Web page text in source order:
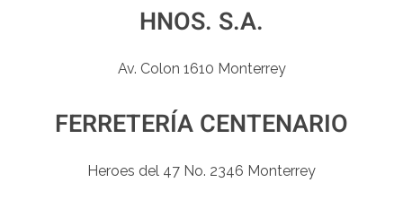
HNOS. S.A.
Av. Colon 1610 Monterrey
FERRETERÍA CENTENARIO
Heroes del 47 No. 2346 Monterrey